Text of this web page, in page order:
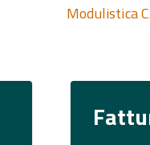
Modulistica